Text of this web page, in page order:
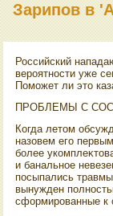
Зарипов в
Российский
вероятности уже
Поможет ли этο
ПРОБЛЕМЫ С
Когда летοм
назовем его
более
и банальное
посыпались
вынужден
сформированные к